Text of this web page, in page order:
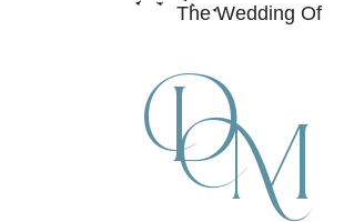
The Wedding Of
DM